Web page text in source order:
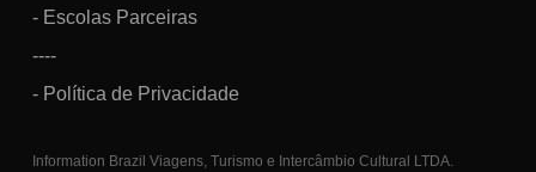
- Escolas Parceiras
----
- Política de Privacidade
Information Brazil Viagens, Turismo e Intercâmbio Cultural LTDA.